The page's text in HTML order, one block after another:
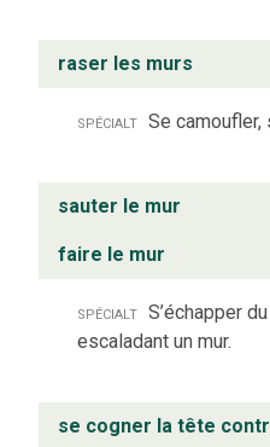
raser les murs
spécialt Se camoufler,
sauter le mur
faire le mur
spécialt S’échapper
escaladant un mur.
se cogner la tête